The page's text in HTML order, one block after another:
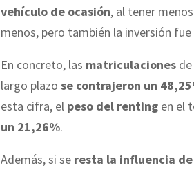
vehículo de ocasión, al tener
menos, pero también la inversión
En concreto, las matriculaciones
largo plazo se contrajeron un
esta cifra, el peso del renting en el
un 21,26%.
Además, si se resta la influencia